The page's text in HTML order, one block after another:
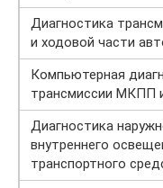
Диагностика
и ходовой части
Компьютерная
трансмиссии МКПП
Диагностика
внутреннего
транспортного